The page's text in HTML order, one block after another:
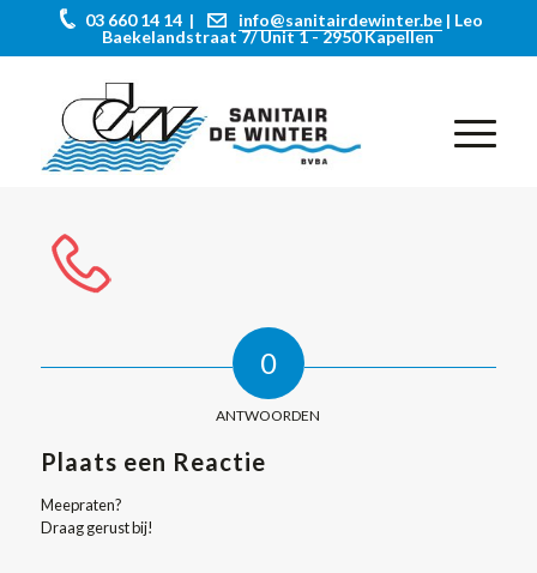
03 660 14 14 | info@sanitairdewinter.be| Leo
Baekelandstraat 7/ Unit 1 - 2950 Kapellen
0
ANTWOORDEN
Plaats een Reactie
Meepraten?
Draag gerust bij!